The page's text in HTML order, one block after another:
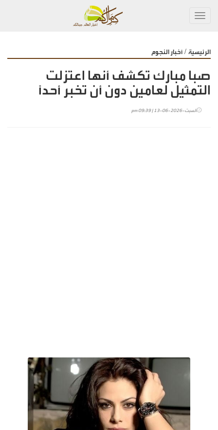
الرئيسية / أخبار النجوم
صبا مبارك تكشف أنها اعتزلت
التمثيل لعامين دون أن تخبر أحداً
السبت-2026-06-13 | 09:39 pm